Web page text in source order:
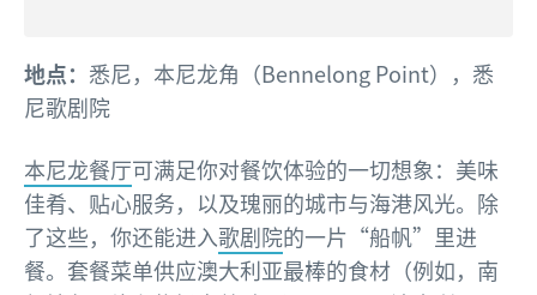
地点： 悉尼，本尼龙角（Bennelong Point），悉
尼歌剧院
本尼龙餐厅可满足你对餐饮体验的一切想象：美味
佳肴、贴心服务，以及瑰丽的城市与海港风光。除
了这些，你还能进入歌剧院的一片“船帆”里进
餐。套餐菜单供应澳大利亚最棒的食材（例如，南